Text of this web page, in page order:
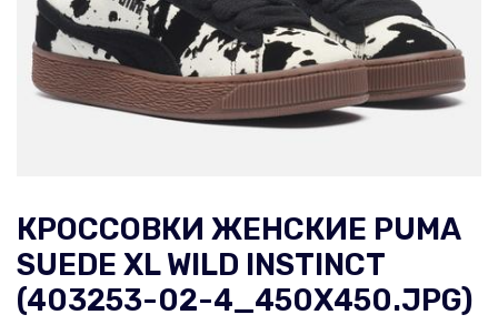
КРОССОВКИ ЖЕНСКИЕ PUMA
SUEDE XL WILD INSTINCT
(403253-02-4_450X450.JPG)